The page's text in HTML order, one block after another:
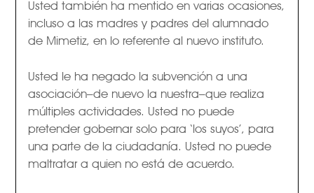
Usted también ha mentido en varias ocasiones,
incluso a las madres y padres del alumnado
de Mimetiz, en lo referente al nuevo instituto.
Usted le ha negado la subvención a una
asociación–de nuevo la nuestra–que realiza
múltiples actividades. Usted no puede
pretender gobernar solo para ‘los suyos’, para
una parte de la ciudadanía. Usted no puede
maltratar a quien no está de acuerdo.